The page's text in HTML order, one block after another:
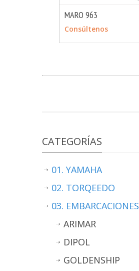
CONSULTAR
MARO 963
Consúltenos
CATEGORÍAS
01. YAMAHA
02. TORQEEDO
03. EMBARCACIONES
ARIMAR
DIPOL
GOLDENSHIP